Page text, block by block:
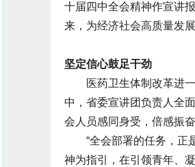
十届四中全会精神作宣讲
来，为经济社会高质量发
坚定信心鼓足干劲
医药卫生体制改革进一
中，省委宣讲团负责人全
会人员感同身受，倍感振奋
“全会部署的任务，正是
神为指引，在引领青年、